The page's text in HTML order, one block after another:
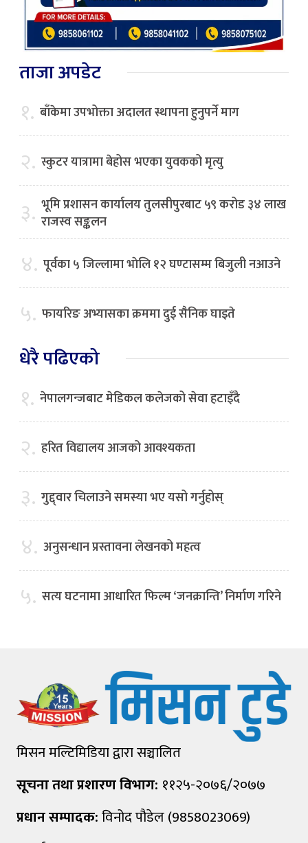
ताजा अपडेट
१. बाँकेमा उपभोक्ता अदालत स्थापना हुनुपर्ने माग
२. स्कुटर यात्रामा बेहोस भएका युवकको मृत्यु
३. भूमि प्रशासन कार्यालय तुलसीपुरबाट ५९ करोड ३४ लाख
राजस्व सङ्कलन
४. पूर्वका ५ जिल्लामा भाेलि १२ घण्टासम्म बिजुली नआउने
५. फायरिङ अभ्यासका क्रममा दुई सैनिक घाइते
धेरै पढिएको
१. नेपालगन्जबाट मेडिकल कलेजको सेवा हटाइँदै
२. हरित विद्यालय आजको आवश्यकता
३. गुद्द्वार चिलाउने समस्या भए यसो गर्नुहोस्
४. अनुसन्धान प्रस्तावना लेखनको महत्व
५. सत्य घटनामा आधारित फिल्म ‘जनक्रान्ति’ निर्माण गरिने
मिसन मल्टिमिडिया द्वारा सञ्चालित
सूचना तथा प्रशारण विभाग: ११२५-२०७६/२०७७
प्रधान सम्पादक:विनोद पौडेल (9858023069)